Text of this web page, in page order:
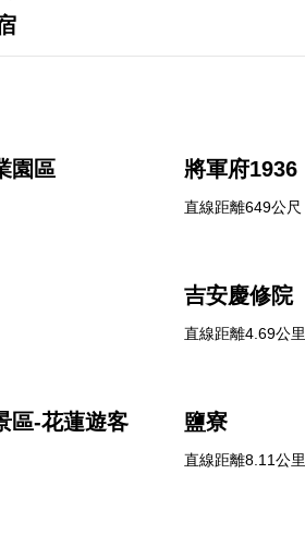
園區 將軍府1936
直線距離649公尺
吉安慶修院
直線距離4.69公里
區-花蓮遊客
鹽寮
直線距離8.11公里